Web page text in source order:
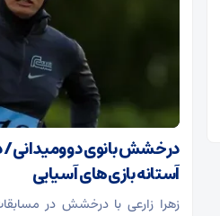
درخشش بانوی دوومیدانی/
آستانه بازی‌های آسیایی
زهرا زارعی با درخشش در